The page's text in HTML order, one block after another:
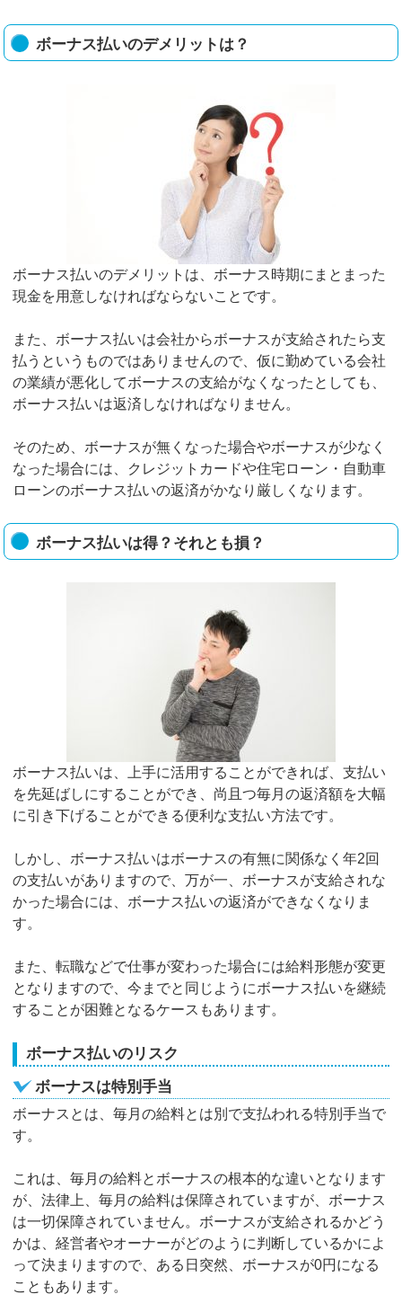
ボーナス払いのデメリットは？
ボーナス払いのデメリットは、ボーナス時期にまとまった
現金を用意しなければならないことです。
また、ボーナス払いは会社からボーナスが支給されたら支
払うというものではありませんので、仮に勤めている会社
の業績が悪化してボーナスの支給がなくなったとしても、
ボーナス払いは返済しなければなりません。
そのため、ボーナスが無くなった場合やボーナスが少なく
なった場合には、クレジットカードや住宅ローン・自動車
ローンのボーナス払いの返済がかなり厳しくなります。
ボーナス払いは得？それとも損？
ボーナス払いは、上手に活用することができれば、支払い
を先延ばしにすることができ、尚且つ毎月の返済額を大幅
に引き下げることができる便利な支払い方法です。
しかし、ボーナス払いはボーナスの有無に関係なく年2回
の支払いがありますので、万が一、ボーナスが支給されな
かった場合には、ボーナス払いの返済ができなくなりま
す。
また、転職などで仕事が変わった場合には給料形態が変更
となりますので、今までと同じようにボーナス払いを継続
することが困難となるケースもあります。
ボーナス払いのリスク
ボーナスは特別手当
ボーナスとは、毎月の給料とは別で支払われる特別手当で
す。
これは、毎月の給料とボーナスの根本的な違いとなります
が、法律上、毎月の給料は保障されていますが、ボーナス
は一切保障されていません。ボーナスが支給されるかどう
かは、経営者やオーナーがどのように判断しているかによ
って決まりますので、ある日突然、ボーナスが0円になる
こともあります。